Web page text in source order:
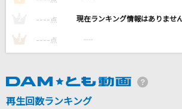
YOASOBI
Creepy Nuts
---- 点 ----
3 ---- 点 ----
再生回数ランキング